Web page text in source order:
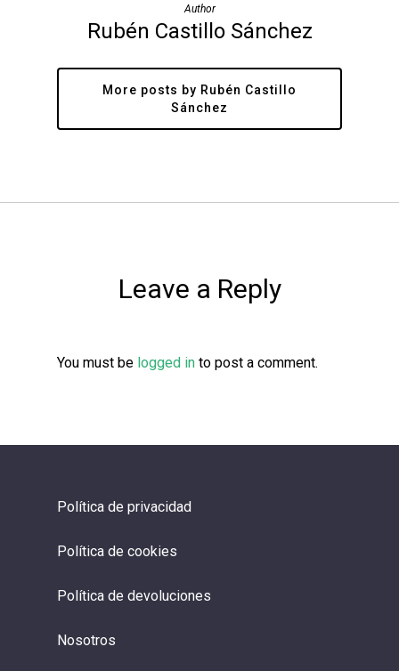
Author
Rubén Castillo Sánchez
More posts by Rubén Castillo
Sánchez
Leave a Reply
You must be logged in to post a comment.
Política de privacidad
Política de cookies
Política de devoluciones
Nosotros